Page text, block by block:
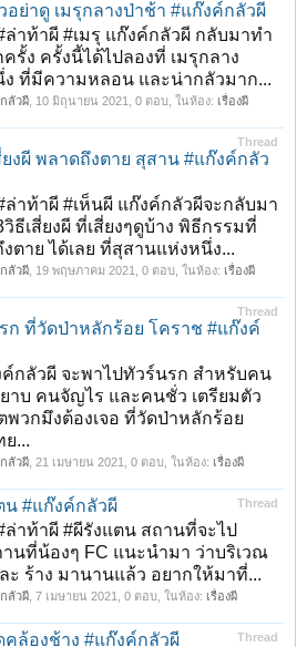
อย่าดู เมรุกลางป่าช้า #แก๊งค์กลัวผี
ล่าท้าผี #เมรุ แก๊งค์กลัวผี กลับมาทำ
รั้ง ครั้งนี้ได้ไปลองที่ เมรุกลาง
ที่มีความหลอน และน่ากลัวมาก...
ลัวผี 10 มิถุนายน 2021 , 0 ตอบ, ในห้อง: เรื่องผี
Thread
ยงผี พลาดถึงตาย สุสาน #แก๊งค์กลัว
ล่าท้าผี #เห็นผี แก๊งค์กลัวผีจะกลับมา
ธีเสี่ยงผี ที่เสี่ยงๆดูบ้าง พิธีกรรมที่
ตาย ได้เลย ที่สุสานแห่งหนึ่ง...
ลัวผี 19 พฤษภาคม 2021 , 0 ตอบ, ในห้อง: เรื่องผี
Thread
ก ที่วัดป่าหลักร้อย โคราช #แก๊งค์
ค์กลัวผี จะพาไปทัวร์นรก สำหรับคน
าบ คนจัญไร และคนชั่ว เตรียมตัว
พวกมึงต้องเจอ ที่วัดป่าหลักร้อย
ย...
ลัวผี 21 เมษายน 2021 , 0 ตอบ, ในห้อง: เรื่องผี
Thread
น #แก๊งค์กลัวผี
ล่าท้าผี #ผีรังแตน สถานที่จะไป
านที่น้องๆ FC แนะนำมา ว่าบริเวณ
ะ ร้าง มานานแล้ว อยากให้มาที่...
ลัวผี 7 เมษายน 2021 , 0 ตอบ, ในห้อง: เรื่องผี
Thread
คล้องช้าง #แก๊งค์กลัวผี